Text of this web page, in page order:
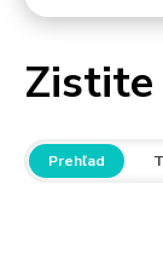
Zistite
Prehľad